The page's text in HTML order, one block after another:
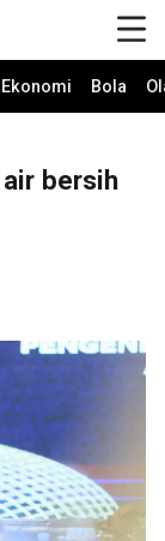
Ekonomi Bola
bersih